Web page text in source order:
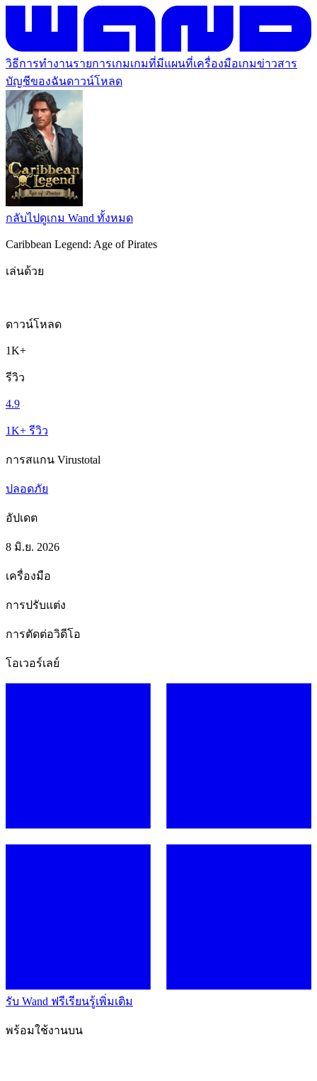
วิธีการทำงานรายการเกมเกมที่มีแผนที่เครื่องมือเกมข่าวสาร
บัญชีของฉันดาวน์โหลด
กลับไปดูเกม Wand ทั้งหมด
Caribbean Legend: Age of Pirates
เล่นด้วย
ดาวน์โหลด
1K+
รีวิว
4.9
1K+ รีวิว
การสแกน Virustotal
ปลอดภัย
อัปเดต
8 มิ.ย. 2026
เครื่องมือ
การปรับแต่ง
การตัดต่อวิดีโอ
โอเวอร์เลย์
รับ Wand ฟรีเรียนรู้เพิ่มเติม
พร้อมใช้งานบน